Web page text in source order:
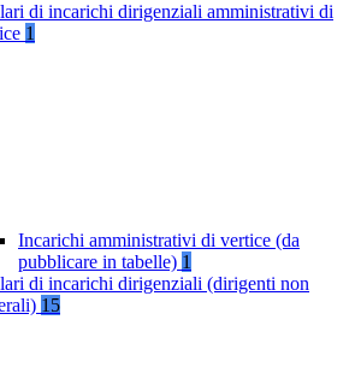
di incarichi dirigenziali amministrativi di
1
Incarichi amministrativi di vertice (da
pubblicare in tabelle) 1
di incarichi dirigenziali (dirigenti non
15